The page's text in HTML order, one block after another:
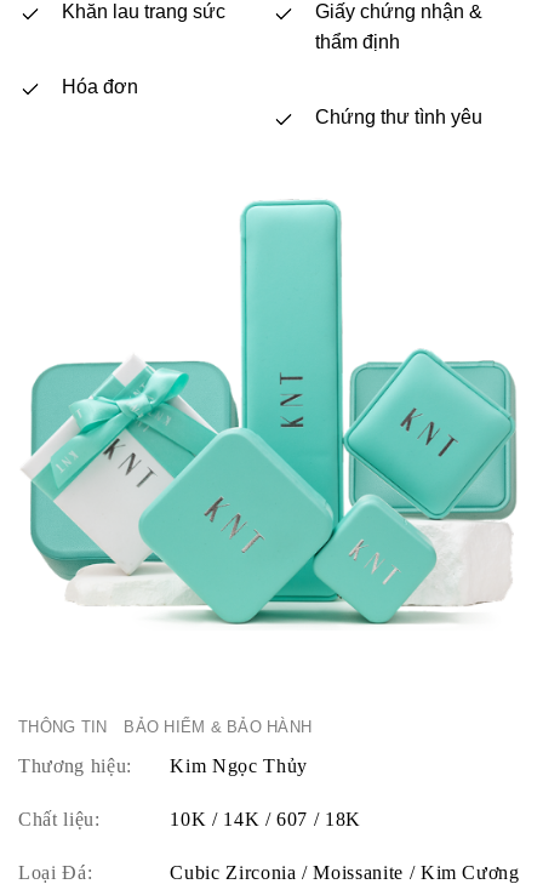
Khăn lau trang sức
Hóa đơn
Giấy chứng nhận &
thẩm định
Chứng thư tình yêu
THÔNG TIN BẢO HIỂM & BẢO HÀNH
Thương hiệu: Kim Ngọc Thủy
Chất liệu: 10K / 14K / 607 / 18K
Loại Đá:
Cubic Zirconia / Moissanite / Kim Cương